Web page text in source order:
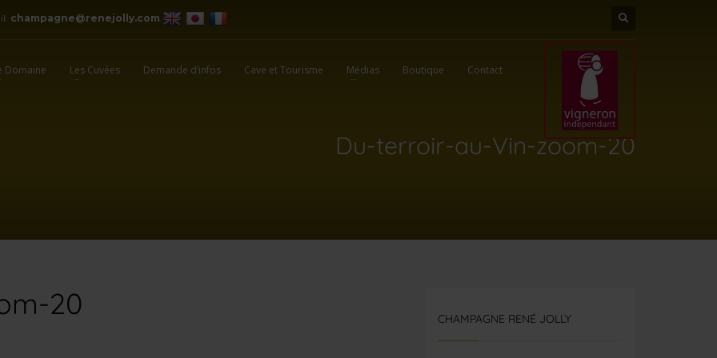
champagne@renejolly.com
Domaine Les Cuvées Demande d’infos Cave et Tourisme Médias Boutique Contact
Du-terroir-au-Vin-zoom-20
20 CHAMPAGNE RENÉ JOLLY